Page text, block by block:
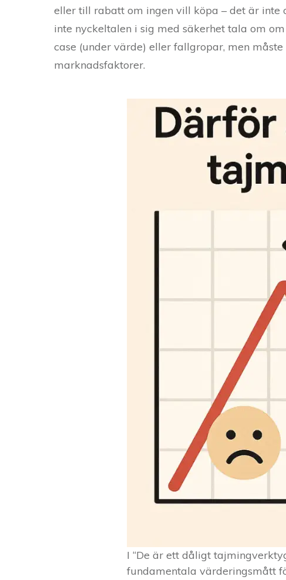
eller till rabatt om ingen vill köpa – det är
inte nyckeltalen i sig med säkerhet tala om
case (under värde) eller fallgropar, men
marknadsfaktorer.
I “De är ett dåligt
fundamentala värderingsmått